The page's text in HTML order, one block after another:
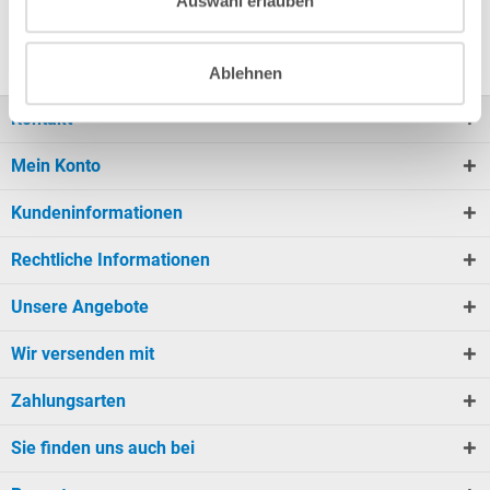
Ablehnen
Kontakt
Mein Konto
Kundeninformationen
Rechtliche Informationen
Unsere Angebote
Wir versenden mit
Zahlungsarten
Sie finden uns auch bei